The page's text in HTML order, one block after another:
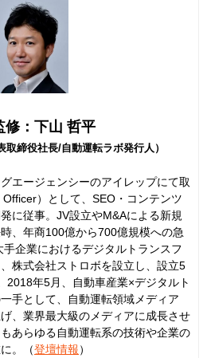
修：下山 哲平
取締役社長/自動運転ラボ発行人）
エージェンシーのアイレップにて取
）として、SEO・コンテンツ
に従事。JV設立やM&Aによる新規
、年商100億から700億規模への急
企業におけるデジタルトランスフ
株式会社ストロボを設立し、設立5
2018年5月、自動車産業×デジタルト
手として、自動運転領域メディア
、業界最大級のメディアに成長させ
あらゆる自動運転系の技術や企業の
。（登壇情報）